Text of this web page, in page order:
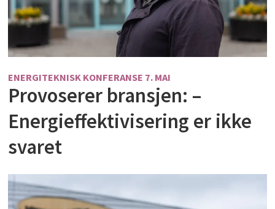
ENERGITEKNISK KONFERANSE 7. MAI
Provoserer bransjen: –
Energieffektivisering er ikke
svaret